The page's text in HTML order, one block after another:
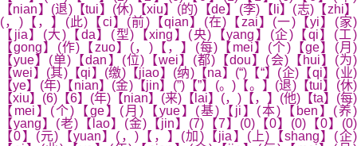
【nian】(退)【tui】(休)【xiu】(的)【de】(李)【li】(志)【zhi】
(，)【，】(此)【ci】(前)【qian】(在)【zai】(一)【yi】(家)
【jia】(大)【da】(型)【xing】(央)【yang】(企)【qi】(工)
【gong】(作)【zuo】(，)【，】(每)【mei】(个)【ge】(月)
【yue】(单)【dan】(位)【wei】(都)【dou】(会)【hui】(为)
【wei】(其)【qi】(缴)【jiao】(纳)【na】(“)【“】(企)【qi】(业)
【ye】(年)【nian】(金)【jin】(”)【”】(。)【。】(退)【tui】(休)
【xiu】(6)【6】(年)【nian】(来)【lai】(，)【，】(他)【ta】(每)
【mei】(个)【ge】(月)【yue】(基)【ji】(本)【ben】(养)
【yang】(老)【lao】(金)【jin】(7)【7】(0)【0】(0)【0】(0)
【0】(元)【yuan】(，)【，】(加)【jia】(上)【shang】(企)